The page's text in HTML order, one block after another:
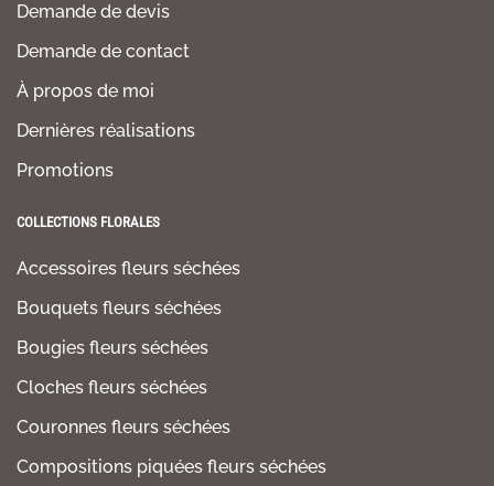
Demande de devis
Demande de contact
À propos de moi
Dernières réalisations
Promotions
COLLECTIONS FLORALES
Accessoires fleurs séchées
Bouquets fleurs séchées
Bougies fleurs séchées
Cloches fleurs séchées
Couronnes fleurs séchées
Compositions piquées fleurs séchées